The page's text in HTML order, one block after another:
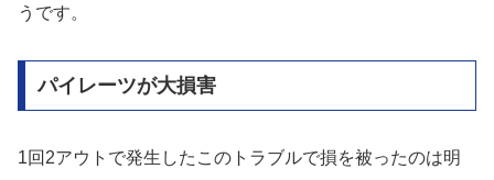
うです。
パイレーツが大損害
1回2アウトで発生したこのトラブルで損を被ったのは明